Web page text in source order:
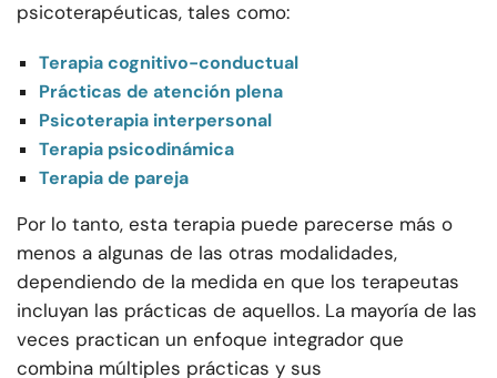
psicoterapéuticas, tales como:
Terapia cognitivo-conductual
Prácticas de atención plena
Psicoterapia interpersonal
Terapia psicodinámica
Terapia de pareja
Por lo tanto, esta terapia puede parecerse más o
menos a algunas de las otras modalidades,
dependiendo de la medida en que los terapeutas
incluyan las prácticas de aquellos. La mayoría de las
veces practican un enfoque integrador que
combina múltiples prácticas y sus